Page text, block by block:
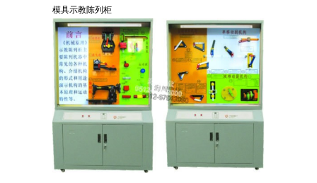
模具示教陈列柜